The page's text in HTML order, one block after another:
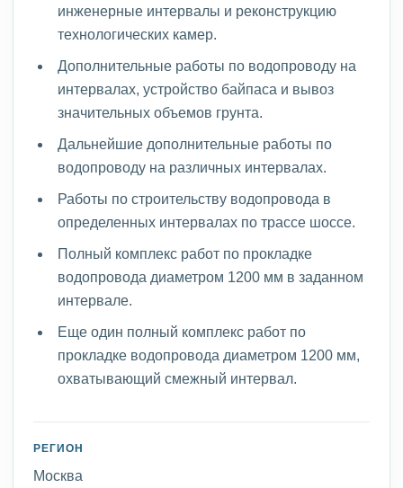
инженерные интервалы и реконструкцию
технологических камер.
Дополнительные работы по водопроводу на
интервалах, устройство байпаса и вывоз
значительных объемов грунта.
Дальнейшие дополнительные работы по
водопроводу на различных интервалах.
Работы по строительству водопровода в
определенных интервалах по трассе шоссе.
Полный комплекс работ по прокладке
водопровода диаметром 1200 мм в заданном
интервале.
Еще один полный комплекс работ по
прокладке водопровода диаметром 1200 мм,
охватывающий смежный интервал.
РЕГИОН
Москва